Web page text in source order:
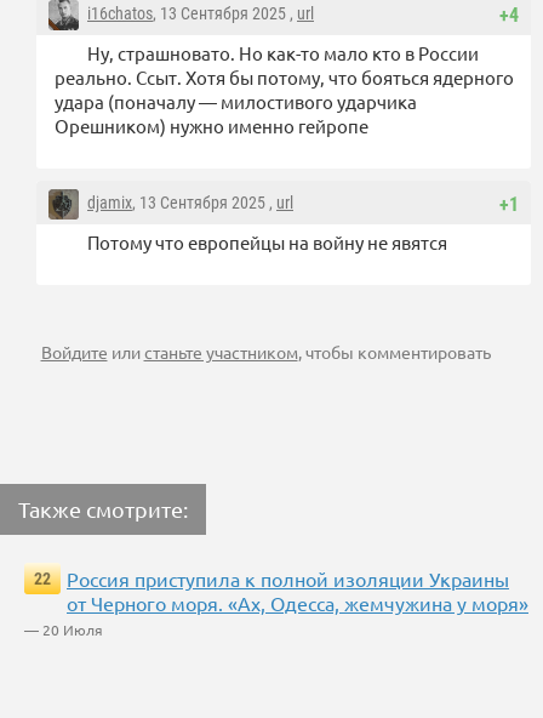
+4
i16chatos, 13 Сентября 2025 , url
Ну, страшновато. Но как-то мало кто в России
реально. Ссыт. Хотя бы потому, что бояться ядерного
удара (поначалу — милостивого ударчика
Орешником) нужно именно гейропе
+1
djamix, 13 Сентября 2025 , url
Потому что европейцы на войну не явятся
Войдите илистаньте участником, чтобы комментировать
Также смотрите:
22
Россия приступила к полной изоляции Украины
от Черного моря. «Ах, Одесса, жемчужина у моря»
— 20 Июля